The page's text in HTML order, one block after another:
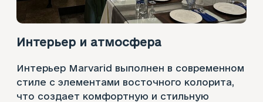
Интерьер и атмосфера
Интерьер Marvarid выполнен в современном
стиле с элементами восточного колорита,
что создает комфортную и стильную